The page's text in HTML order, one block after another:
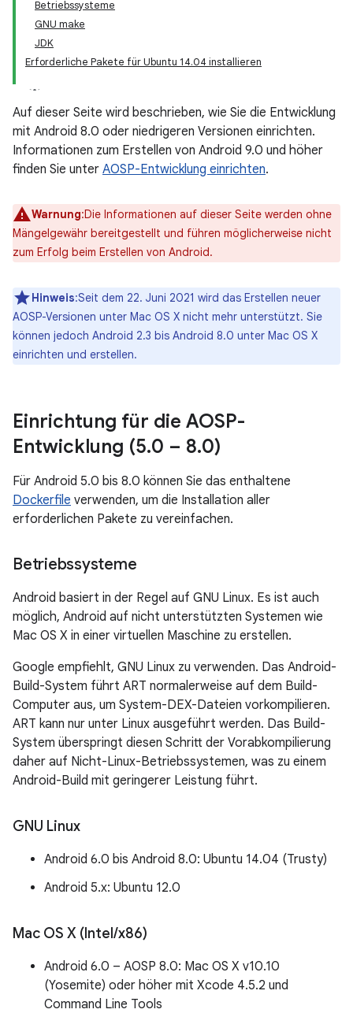
Betriebssysteme
GNU make
JDK
Erforderliche Pakete für Ubuntu 14.04 installieren
Auf dieser Seite wird beschrieben, wie Sie die Entwicklung
mit Android 8.0 oder niedrigeren Versionen einrichten.
Informationen zum Erstellen von Android 9.0 und höher
finden Sie unter AOSP-Entwicklung einrichten.
Warnung:Die Informationen auf dieser Seite werden ohne
Mängelgewähr bereitgestellt und führen möglicherweise nicht
zum Erfolg beim Erstellen von Android.
Hinweis:Seit dem 22. Juni 2021 wird das Erstellen neuer
AOSP-Versionen unter Mac OS X nicht mehr unterstützt. Sie
können jedoch Android 2.3 bis Android 8.0 unter Mac OS X
einrichten und erstellen.
Einrichtung für die AOSP-
Entwicklung (5.0 – 8.0)
Für Android 5.0 bis 8.0 können Sie das enthaltene
Dockerfile verwenden, um die Installation aller
erforderlichen Pakete zu vereinfachen.
Betriebssysteme
Android basiert in der Regel auf GNU Linux. Es ist auch
möglich, Android auf nicht unterstützten Systemen wie
Mac OS X in einer virtuellen Maschine zu erstellen.
Google empfiehlt, GNU Linux zu verwenden. Das Android-
Build-System führt ART normalerweise auf dem Build-
Computer aus, um System-DEX-Dateien vorkompilieren.
ART kann nur unter Linux ausgeführt werden. Das Build-
System überspringt diesen Schritt der Vorabkompilierung
daher auf Nicht-Linux-Betriebssystemen, was zu einem
Android-Build mit geringerer Leistung führt.
GNU Linux
Android 6.0 bis Android 8.0: Ubuntu 14.04 (Trusty)
Android 5.x: Ubuntu 12.0
Mac OS X (Intel /x86)
Android 6.0 – AOSP 8.0: Mac OS X v10.10
(Yosemite) oder höher mit Xcode 4.5.2 und
Command Line Tools